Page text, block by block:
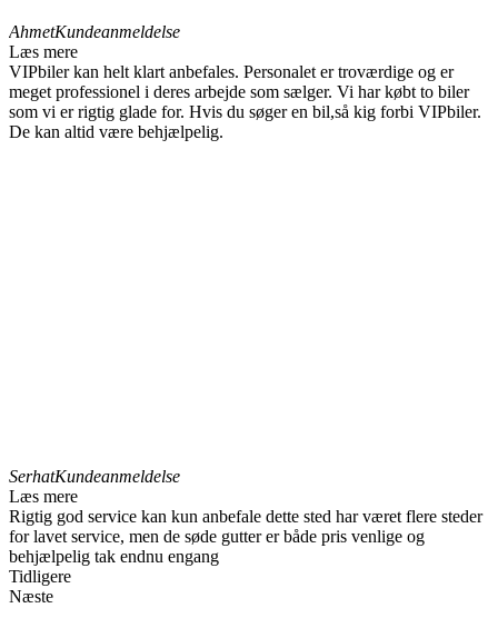
AhmetKundeanmeldelse
Læs mere
VIPbiler kan helt klart anbefales. Personalet er troværdige og er
meget professionel i deres arbejde som sælger. Vi har købt to biler
som vi er rigtig glade for. Hvis du søger en bil,så kig forbi VIPbiler.
De kan altid være behjælpelig.
SerhatKundeanmeldelse
Læs mere
Rigtig god service kan kun anbefale dette sted har været flere steder
for lavet service, men de søde gutter er både pris venlige og
behjælpelig tak endnu engang
Tidligere
Næste